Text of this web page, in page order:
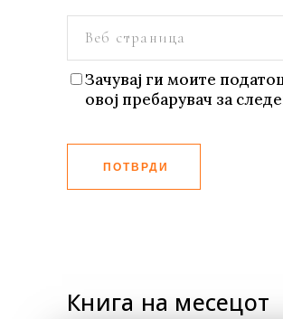
Зачувај ги моите
овој пребарувач за
ПОТВРДИ
Книга на месецот